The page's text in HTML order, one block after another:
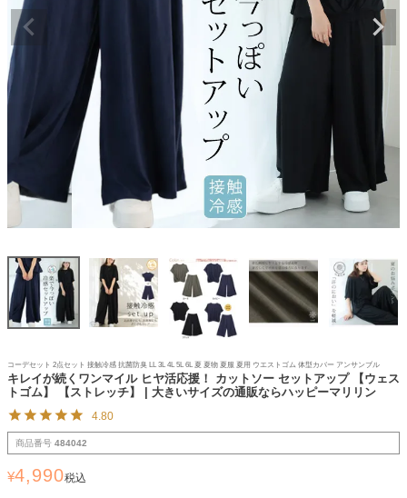
コーデセット 2点セット 接触冷感 抗菌防臭 LL 3L 4L 5L 6L 夏 夏物 夏服 夏用 ウエストゴム 体型カバー アンサンブル
キレイが続くワンマイル ヒヤ活応援！ カットソー セットアップ 【ウェス
トゴム】 【ストレッチ】 | 大きいサイズの通販ならハッピーマリリン
4.80
商品番号 484042
¥4,990税込